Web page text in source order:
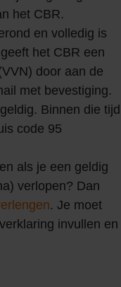
het CBR.
en volledig is
het CBR een
door aan de
met bevestiging.
Binnen die tijd
code 95
als je een geldig
verlopen? Dan
. Je moet
invullen en